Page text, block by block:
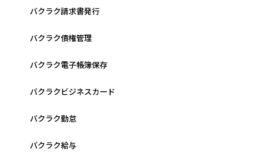
バクラク請求書発行
バクラク債権管理
バクラク電子帳簿保存
バクラクビジネスカード
バクラク勤怠
バクラク給与